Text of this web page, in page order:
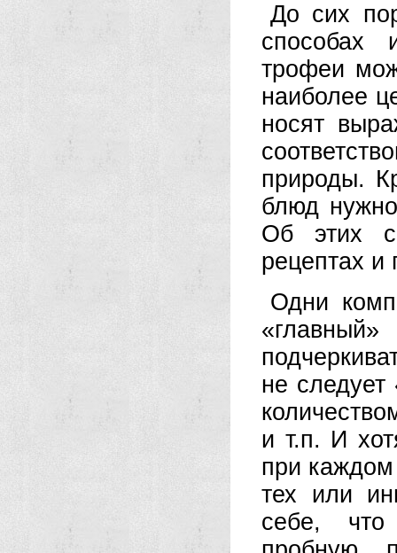
До сих
способах
трофеи
наиболее
носят
природы.
блюд
Об этих
рецептах и
Одни
не следует
и т.п. И
при
тех или
себе, что